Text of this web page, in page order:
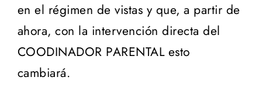
en el régimen de vistas y que, a partir de
ahora, con la intervención directa del
COODINADOR PARENTAL esto
cambiará.